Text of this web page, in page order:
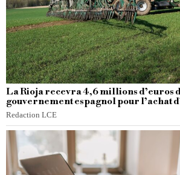
La Rioja recevra 4,6 millions d’euros
gouvernement espagnol pour l’achat
Redaction LCE